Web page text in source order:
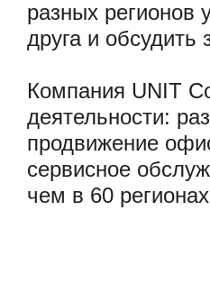
разных регионов
друга и обсудить
Компания UNIT
деятельности:
продвижение
сервисное
чем в 60